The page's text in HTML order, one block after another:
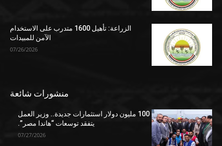
الزراعة: تأهيل 1600 متدرب على الاستخدام
الآمن للمبيدات
07/26/2026
منشورات شائعة
100 مليون دولار استثمارات جديدة.. وزير العمل
يتفقد توسعات “هاندا مصر”.
07/27/2026